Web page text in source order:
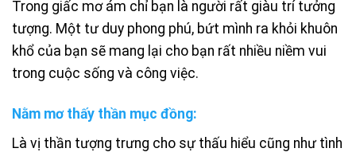
Trong giấc mơ ám chỉ bạn là người rất giàu trí tưởng
tượng. Một tư duy phong phú, bứt mình ra khỏi khuôn
khổ của bạn sẽ mang lại cho bạn rất nhiều niềm vui
trong cuộc sống và công việc.
Nằm mơ thấy thần mục đồng:
Là vị thần tượng trưng cho sự thấu hiểu cũng như tình